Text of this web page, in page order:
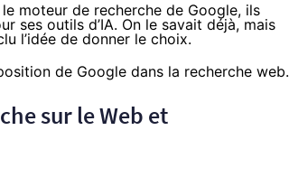
moteur de recherche de Google, ils
ses outils d’IA. On le savait déjà, mais
l’idée de donner le choix.
de Google dans la recherche web.
sur le Web et